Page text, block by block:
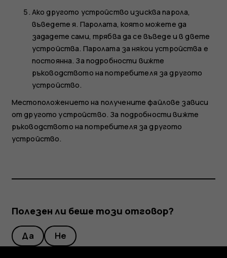
Ако другото устройство изисква парола,
въведете я. Паролата, която можете да
зададете сами, трябва да се въведе и в двете
устройства. Паролата за някои устройства е
постоянна. За подробности вижте
ръководството на потребителя за другото
устройство.
Местоположението на получените файлове зависи
от другото устройство. За подробности вижте
ръководството на потребителя за другото
устройство.
Полезен ли беше този отговор?
Да Не